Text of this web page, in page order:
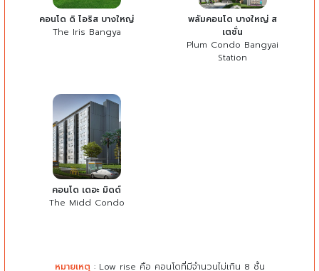
คอนโด ดิ ไอริส บางใหญ่
The Iris Bangya
พลัมคอนโด บางใหญ่ ส
เตชั่น
Plum Condo Bangyai
Station
คอนโด เดอะ มิดด์
The Midd Condo
หมายเหตุ : Low rise คือ คอนโดที่มีจำนวนไม่เกิน 8 ชั้น